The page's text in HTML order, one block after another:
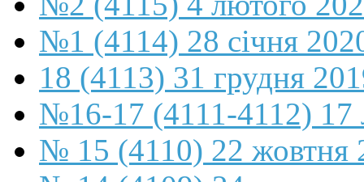
№1 (4114) 28 січня
18 (4113) 31 грудня
№16-17 (4111-4112) 17
№ 15 (4110) 22 жовтня